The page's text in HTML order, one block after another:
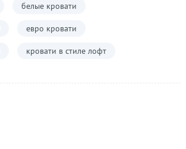
белые кровати
евро кровати
кровати в стиле лофт